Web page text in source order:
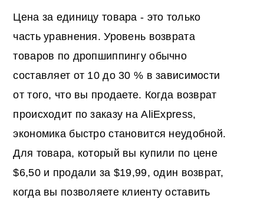
Цена за единицу товара - это только
часть уравнения. Уровень возврата
товаров по дропшиппингу обычно
составляет от 10 до 30 % в зависимости
от того, что вы продаете. Когда возврат
происходит по заказу на AliExpress,
экономика быстро становится неудобной.
Для товара, который вы купили по цене
$6,50 и продали за $19,99, один возврат,
когда вы позволяете клиенту оставить